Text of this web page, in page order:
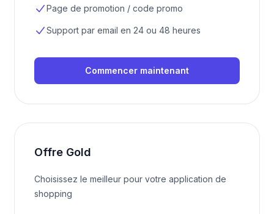
Page de promotion / code promo
Support par email en 24 ou 48 heures
Commencer maintenant
Offre Gold
Choisissez le meilleur pour votre application de
shopping